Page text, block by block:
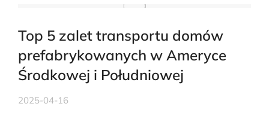
Top 5 zalet transportu domów
prefabrykowanych w Ameryce
Środkowej i Południowej
2025-04-16